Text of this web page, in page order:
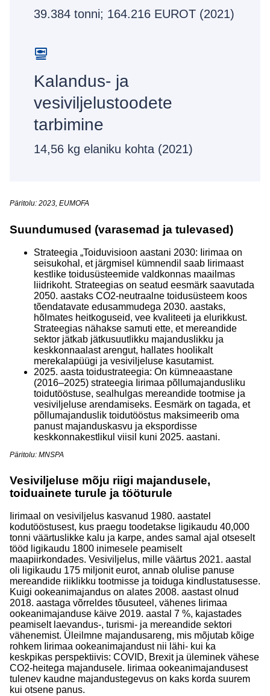
39.384 tonni; 164.216 EUROT (2021)
Kalandus- ja
vesiviljelustoodete
tarbimine
14,56 kg elaniku kohta (2021)
Päritolu: 2023, EUMOFA
Suundumused (varasemad ja tulevased)
Strateegia „Toiduvisioon aastani 2030: Iirimaa on
seisukohal, et järgmisel kümnendil saab Iirimaast
kestlike toidusüsteemide valdkonnas maailmas
liidrikoht. Strateegias on seatud eesmärk saavutada
2050. aastaks CO2-neutraalne toidusüsteem koos
tõendatavate edusammudega 2030. aastaks,
hõlmates heitkoguseid, vee kvaliteeti ja elurikkust.
Strateegias nähakse samuti ette, et mereandide
sektor jätkab jätkusuutlikku majanduslikku ja
keskkonnaalast arengut, hallates hoolikalt
merekalapüügi ja vesiviljeluse kasutamist.
2025. aasta toidustrateegia: On kümneaastane
(2016–2025) strateegia Iirimaa põllumajandusliku
toidutööstuse, sealhulgas mereandide tootmise ja
vesiviljeluse arendamiseks. Eesmärk on tagada, et
põllumajanduslik toidutööstus maksimeerib oma
panust majanduskasvu ja ekspordisse
keskkonnakestlikul viisil kuni 2025. aastani.
Päritolu: MNSPA
Vesiviljeluse mõju riigi majandusele,
toiduainete turule ja tööturule
Iirimaal on vesiviljelus kasvanud 1980. aastatel
kodutööstusest, kus praegu toodetakse ligikaudu 40,000
tonni väärtuslikke kalu ja karpe, andes samal ajal otseselt
tööd ligikaudu 1800 inimesele peamiselt
maapiirkondades. Vesiviljelus, mille väärtus 2021. aastal
oli ligikaudu 175 miljonit eurot, annab olulise panuse
mereandide riiklikku tootmisse ja toiduga kindlustatusesse.
Kuigi ookeanimajandus on alates 2008. aastast olnud
2018. aastaga võrreldes tõusuteel, vähenes Iirimaa
ookeanimajanduse käive 2019. aastal 7 %, kajastades
peamiselt laevandus-, turismi- ja mereandide sektori
vähenemist. Üleilmne majandusareng, mis mõjutab kõige
rohkem Iirimaa ookeanimajandust nii lähi- kui ka
keskpikas perspektiivis: COVID, Brexit ja üleminek vähese
CO2-heitega majandusele. Iirimaa ookeanimajandusest
tulenev kaudne majandustegevus on kaks korda suurem
kui otsene panus.